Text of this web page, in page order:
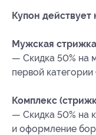
Купон
Мужская
— Скидка 50% на
первой
Комплекс
— Скидка 50% на
и оформление